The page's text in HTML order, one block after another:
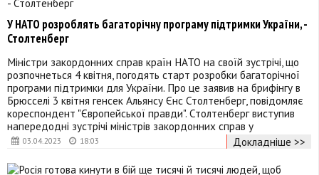
03.04.2023 18:03
У НАТО розроблять багаторічну програму підтримки України, -
Столтенберг
Міністри закордонних справ країн НАТО на своїй зустрічі, що
розпочнеться 4 квітня, погодять старт розробки багаторічної
програми підтримки для України. Про це заявив на брифінгу в
Брюсселі 3 квітня генсек Альянсу Єнс Столтенберг, повідомляє
кореспондент "Європейської правди". Столтенберг виступив
напередодні зустрічі міністрів закордонних справ у
Докладніше >>